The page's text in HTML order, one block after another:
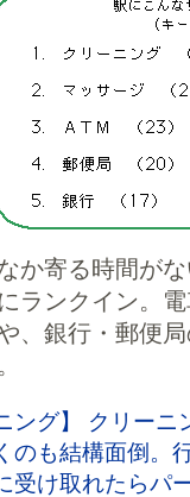
か寄る時間が
ランクイン。
、銀行・郵便
ング】 クリー
のも結構面倒。
受け取れたらパ